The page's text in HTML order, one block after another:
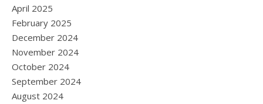
April 2025
February 2025
December 2024
November 2024
October 2024
September 2024
August 2024